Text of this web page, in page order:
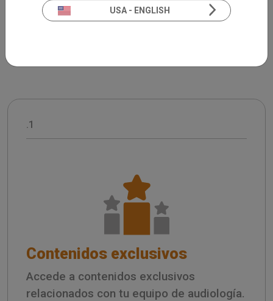
Entra en my.inventis
.1
Contenidos exclusivos
Accede a contenidos exclusivos
relacionados con tu equipo de audiología.
USA - ENGLISH